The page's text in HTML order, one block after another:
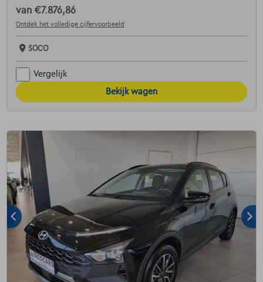
van €7.876,86
Ontdek het volledige cijfervoorbeeld
SOCO
Vergelijk
Bekijk wagen